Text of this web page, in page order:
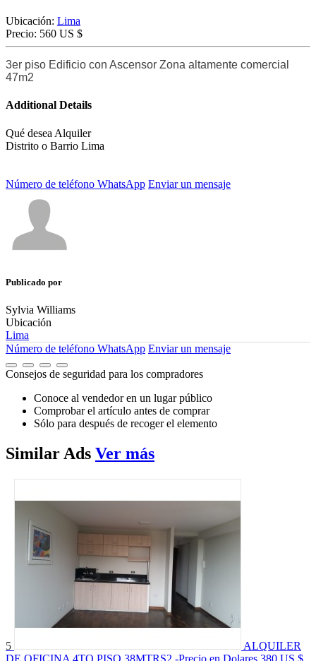
Ubicación: Lima
Precio: 560 US $
3er piso Edificio con Ascensor Zona altamente comercial
47m2
Additional Details
Qué desea Alquiler
Distrito o Barrio Lima
Número de teléfono WhatsApp Enviar un mensaje
Publicado por
Sylvia Williams
Ubicación
Lima
Número de teléfono WhatsApp Enviar un mensaje
Consejos de seguridad para los compradores
Conoce al vendedor en un lugar público
Comprobar el artículo antes de comprar
Sólo para después de recoger el elemento
Similar Ads Ver más
5
ALQUILER
DE OFICINA 4TO PISO 38MTRS2 -Precio en Dolares 380 US $